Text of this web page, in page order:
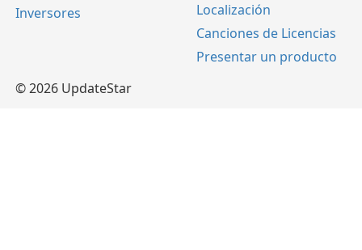
Inversores
Localización
Canciones de Licencias
Presentar un producto
© 2026 UpdateStar